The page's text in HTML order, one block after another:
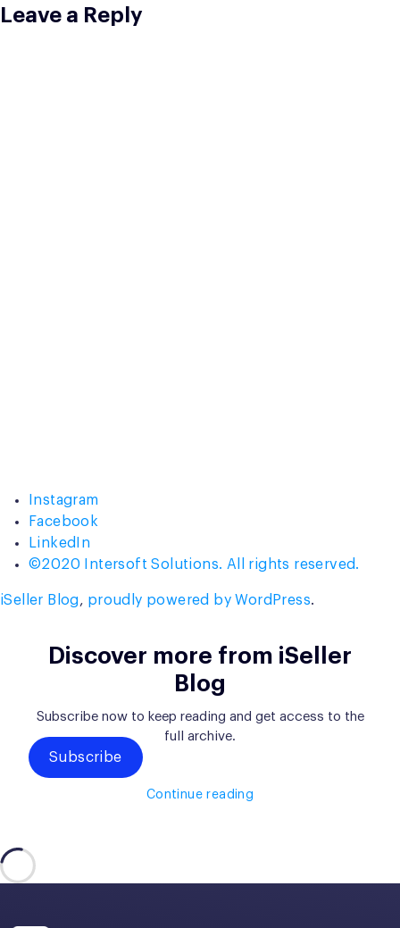
Leave a Reply
Instagram
Facebook
LinkedIn
©2020 Intersoft Solutions. All rights reserved.
iSeller Blog, proudly powered by WordPress.
Discover more from iSeller
Blog
Subscribe now to keep reading and get access to the
full archive.
Subscribe
Continue reading